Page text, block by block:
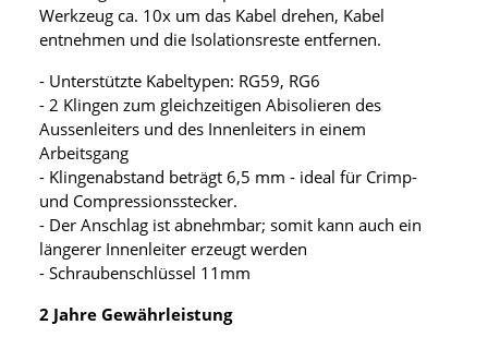
Werkzeug ca. 10x um das Kabel drehen, Kabel
entnehmen und die Isolationsreste entfernen.
- Unterstützte Kabeltypen: RG59, RG6
- 2 Klingen zum gleichzeitigen Abisolieren des
Aussenleiters und des Innenleiters in einem
Arbeitsgang
- Klingenabstand beträgt 6,5 mm - ideal für Crimp-
und Compressionsstecker.
- Der Anschlag ist abnehmbar; somit kann auch ein
längerer Innenleiter erzeugt werden
- Schraubenschlüssel 11mm
2 Jahre Gewährleistung